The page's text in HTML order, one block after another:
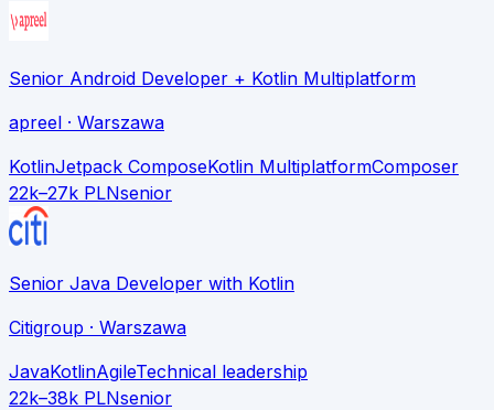
Senior Android Developer + Kotlin Multiplatform
apreel · Warszawa
KotlinJetpack ComposeKotlin MultiplatformComposer
22k–27k PLNsenior
Senior Java Developer with Kotlin
Citigroup · Warszawa
JavaKotlinAgileTechnical leadership
22k–38k PLNsenior